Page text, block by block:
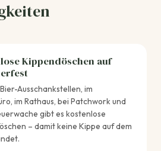
Kippendöschen auf
Ausschankstellen, im
im Rathaus, bei Patchwork und
gibt es kostenlose
– damit keine Kippe auf dem